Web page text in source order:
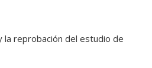
la reprobación del estudio de